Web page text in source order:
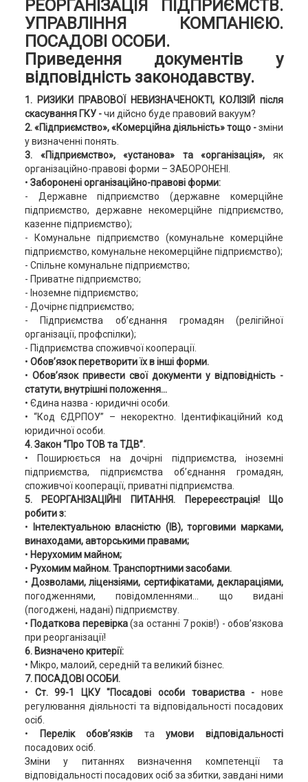
РЕОРГАНІЗАЦІЯ ПІДПРИЄМСТВ.
УПРАВЛІННЯ КОМПАНІЄЮ.
ПОСАДОВІ ОСОБИ.
Приведення документів у
відповідність законодавству.
1. РИЗИКИ ПРАВОВОЇ НЕВИЗНАЧЕНОКТІ, КОЛІЗІЙ після
скасування ГКУ -чи дійсно буде правовий вакуум?
2. «Підприємство», «Комерційна діяльність» тощо -зміни
у визначенні понять.
3. «Підприємство», «установа» та «організація», як
організаційно-правові форми – ЗАБОРОНЕНІ.
• Заборонені організаційно-правові форми:
- Державне підприємство (державне комерційне
підприємство, державне некомерційне підприємство,
казенне підприємство);
- Комунальне підприємство (комунальне комерційне
підприємство, комунальне некомерційне підприємство);
- Спільне комунальне підприємство;
- Приватне підприємство;
- Іноземне підприємство;
- Дочірнє підприємство;
- Підприємства об’єднання громадян (релігійної
організації, профспілки);
- Підприємства споживчої кооперації.
• Обов’язок перетворити їх в інші форми.
• Обов’язок привести свої документи у відповідність -
статути, внутрішні положення...
• Єдина назва - юридичні особи.
• “Код ЄДРПОУ” – некоректно. Ідентифікаційний код
юридичної особи.
4. Закон “Про ТОВ та ТДВ”.
• Поширюється на дочірні підприємства, іноземні
підприємства, підприємства об’єднання громадян,
споживчої кооперації, приватні підприємства.
5. РЕОРГАНІЗАЦІЙНІ ПИТАННЯ. Перереєстрація! Що
робити з:
• Інтелектуальною власністю (ІВ), торговими марками,
винаходами, авторськими правами;
• Нерухомим майном;
• Рухомим майном. Транспортними засобами.
•Дозволами, ліцензіями, сертифікатами, деклараціями,
погодженнями, повідомленнями... що видані
(погоджені, надані) підприємству.
• Податкова перевірка(за останні 7 років!) - обов’язкова
при реорганізації!
6. Визначено критерії:
• Мікро, малоий, середній та великий бізнес.
7. ПОСАДОВІ ОСОБИ.
• Ст. 99-1 ЦКУ "Посадові особи товариства - нове
регулювання діяльності та відповідальності посадових
осіб.
• Перелік обов’язків таумови відповідальності
посадових осіб.
Зміни у питаннях визначення компетенції та
відповідальності посадових осіб за збитки, завдані ними